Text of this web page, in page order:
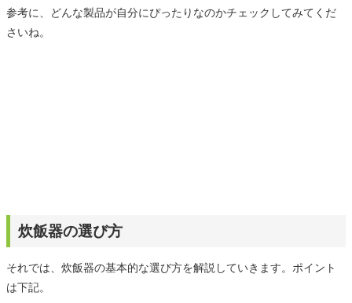
参考に、どんな製品が自分にぴったりなのかチェックしてみてくだ
さいね。
炊飯器の選び方
それでは、炊飯器の基本的な選び方を解説していきます。ポイント
は下記。